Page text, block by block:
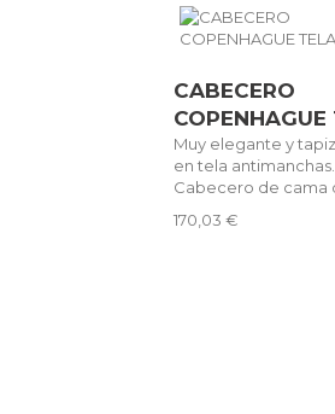
CABECERO
COPENHAGUE
Muy elegante y
en tela antimanchas.
Cabecero de cama
170,03 €